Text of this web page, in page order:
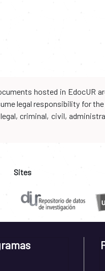
hosted in
legal responsibility for
criminal, civil,
Sites